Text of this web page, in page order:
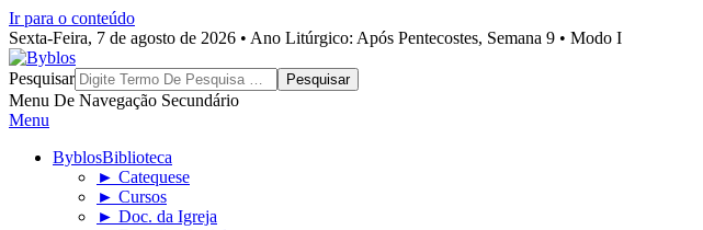
Ir para o conteúdo
Sexta-Feira, 7 de agosto de 2026 • Ano Litúrgico: Após Pentecostes, Semana 9 • Modo I
Byblos
Pesquisar
Menu De Navegação Secundário
Menu
ByblosBiblioteca
► Catequese
► Cursos
► Doc. da Igreja